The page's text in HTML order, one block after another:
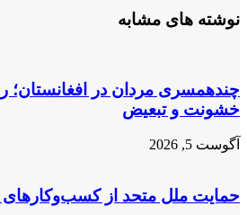
که
از
کامپیوتر
برای
هرات
نوشته های مشابه
چندهمسری مردان در افغانستان؛
خشونت و تبعیض
آگوست 5, 2026
حمایت ملل متحد از کسب‌وکارهای